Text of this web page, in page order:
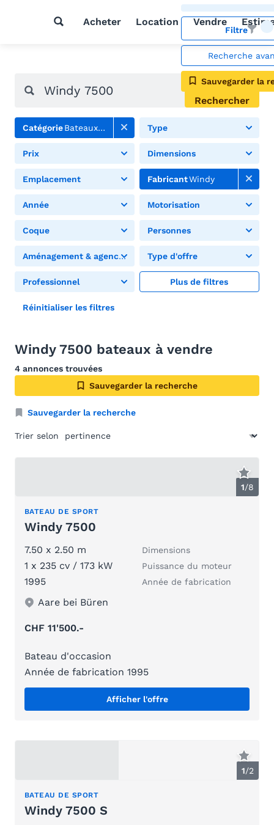
Acheter Location Vendre
Filtre
Recherche
Sauvegarder la
Rechercher
CatégorieBateaux à moteur Type
Prix Dimensions
Emplacement FabricantWindy
Année Motorisation
Coque Personnes
Aménagement & agencement Type d'offre
Professionnel Plus de filtres
Réinitialiser les filtres
Windy 7500 bateaux à vendre
4 annonces trouvées
Sauvegarder la recherche
Sauvegarder la recherche
Trier selon
1/8
BATEAU DE SPORT
Windy 7500
7.50 x 2.50 m Dimensions
1 x 235 cv / 173 kW Puissance du moteur
1995 Année de fabrication
Aare bei Büren
CHF 11'500.-
Bateau d'occasion
Année de fabrication 1995
Afficher l'offre
1/2
BATEAU DE SPORT
Windy 7500 S